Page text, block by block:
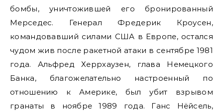
бомбы, уничтожившей его бронированный
Мерседес. Генерал Фредерик Кроусен,
командовавший силами США в Европе, остался
чудом жив после ракетной атаки в сентябре 1981
года. Альфред Херрхаузен, глава Немецкого
Банка, благожелательно настроенный по
отношению к Америке, был убит взрывом
гранаты в ноябре 1989 года. Ганс Нёйсель,